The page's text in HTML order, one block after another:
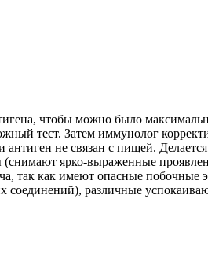
чтобы можно было
тест. Затем иммунолог
не связан с пищей.
ярко-выраженные
так как имеют опасные
соединений), различные